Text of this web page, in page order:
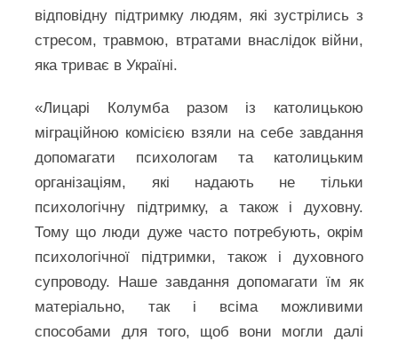
відповідну підтримку людям, які зустрілись з
стресом, травмою, втратами внаслідок війни,
яка триває в Україні.
«Лицарі Колумба разом із католицькою
міграційною комісією взяли на себе завдання
допомагати психологам та католицьким
організаціям, які надають не тільки
психологічну підтримку, а також і духовну.
Тому що люди дуже часто потребують, окрім
психологічної підтримки, також і духовного
супроводу. Наше завдання допомагати їм як
матеріально, так і всіма можливими
способами для того, щоб вони могли далі